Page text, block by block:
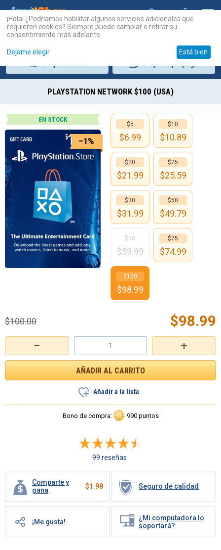
PLAYSTATION NETWORK $100 (USA)
EN STOCK
–1%
+
−
$98.99
$100.00
Añadir a la lista
Bono de compra: 990 puntos
99 reseñas
Comparte y
gana
$1.98 Seguro de calidad
¡Me gusta!
¿Mi computadora lo
soportará?
$5
$6.99
$10
$10.89
$20
$21.99
$25
$25.59
$30
$31.99
$50
$49.79
$60
$59.99
$75
$74.99
$100
$98.99
¡Hola! ¿Podríamos habilitar algunos servicios adicionales que
requieren cookies? Siempre puede cambiar o retirar su
consentimiento más adelante.
Dejame elegir Está bien